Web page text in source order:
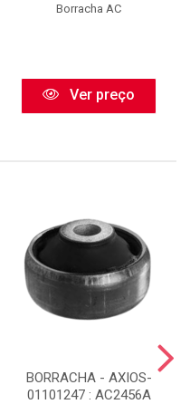
Borracha AC
Ver preço
BORRACHA - AXIOS-
01101247 : AC2456A